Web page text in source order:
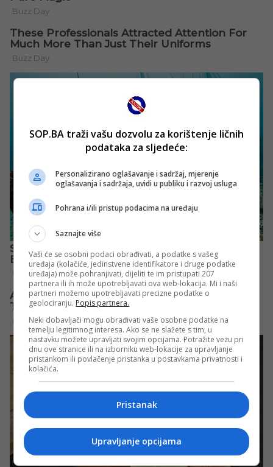
SOP.BA traži vašu dozvolu za korištenje ličnih
podataka za sljedeće:
Personalizirano oglašavanje i sadržaj, mjerenje
oglašavanja i sadržaja, uvidi u publiku i razvoj usluga
Pohrana i/ili pristup podacima na uređaju
Saznajte više
Vaši će se osobni podaci obrađivati, a podatke s vašeg
uređaja (kolačiće, jedinstvene identifikatore i druge podatke
uređaja) može pohranjivati, dijeliti te im pristupati 207
partnera ili ih može upotrebljavati ova web-lokacija. Mi i naši
partneri možemo upotrebljavati precizne podatke o
geolociranju. Popis partnera.
Neki dobavljači mogu obrađivati vaše osobne podatke na
temelju legitimnog interesa. Ako se ne slažete s tim, u
nastavku možete upravljati svojim opcijama. Potražite vezu pri
dnu ove stranice ili na izborniku web-lokacije za upravljanje
pristankom ili povlačenje pristanka u postavkama privatnosti i
kolačića.
Pristanak
Upravljanje opcijama